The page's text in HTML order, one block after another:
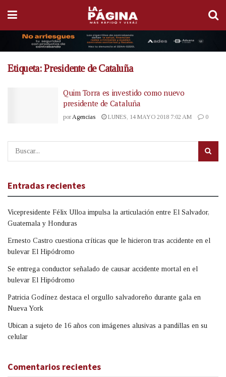
Etiqueta:Presidente de Cataluña
Quim Torra es investido como nuevo
presidente de Cataluña
por Agencias LUNES, 14 MAYO 2018 7:02 AM 0
Entradas recientes
Vicepresidente Félix Ulloa impulsa la articulación entre El Salvador,
Guatemala y Honduras
Ernesto Castro cuestiona críticas que le hicieron tras accidente en el
bulevar El Hipódromo
Se entrega conductor señalado de causar accidente mortal en el
bulevar El Hipódromo
Patricia Godínez destaca el orgullo salvadoreño durante gala en
Nueva York
Ubican a sujeto de 16 años con imágenes alusivas a pandillas en su
celular
Comentarios recientes